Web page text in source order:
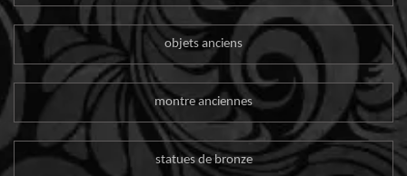
objets anciens
montre anciennes
statues de bronze